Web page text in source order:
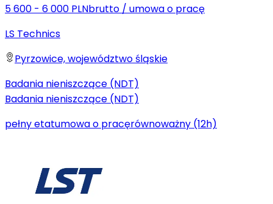
5 600 - 6 000 PLNbrutto / umowa o pracę
LS Technics
Pyrzowice, województwo śląskie
Badania nieniszczące (NDT)
Badania nieniszczące (NDT)
pełny etatumowa o pracęrównoważny (12h)